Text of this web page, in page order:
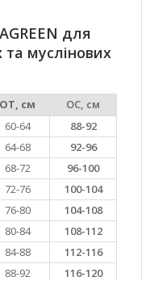
для
муслінових
ОТ, см
ОС, см
60-64
88-92
64-68
92-96
68-72
96-100
72-76
100-104
76-80
104-108
80-84
108-112
84-88
112-116
88-92
116-120